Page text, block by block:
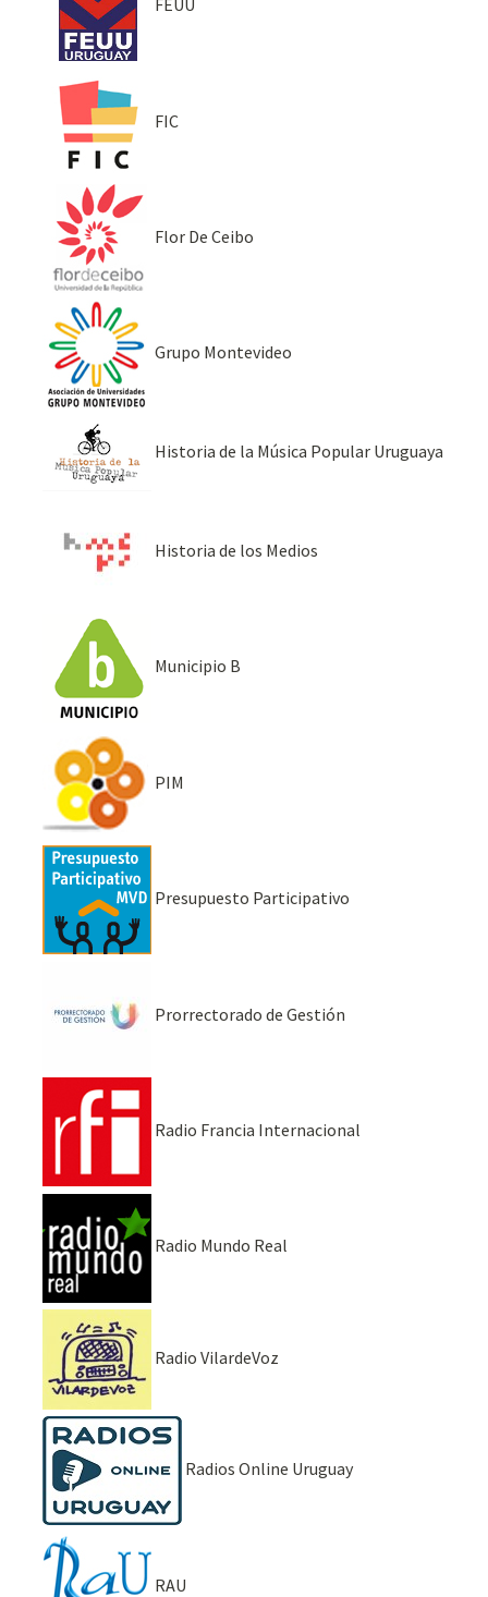
FEUU
FIC
Flor De Ceibo
Grupo Montevideo
Historia de la Música Popular Uruguaya
Historia de los Medios
Municipio B
PIM
Presupuesto Participativo
Prorrectorado de Gestión
Radio Francia Internacional
Radio Mundo Real
Radio VilardeVoz
Radios Online Uruguay
RAU